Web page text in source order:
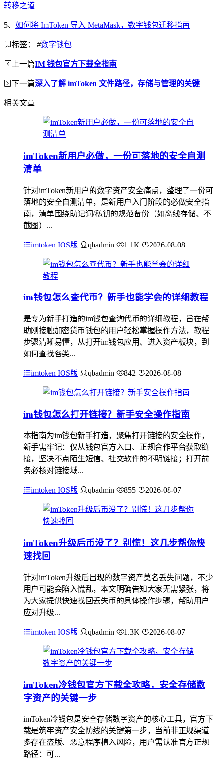
转移之道
5、 如何将 ImToken 导入 MetaMask，数字钱包迁移指南
标签： #数字钱包
上一篇IM 钱包官方下载全指南
下一篇深入了解 imToken 文件路径，存储与管理的关键
相关文章
imToken新用户必做，一份可落地的安全自测
清单
针对imToken新用户的数字资产安全痛点，整理了一份可
落地的安全自测清单，是新用户入门阶段的必做安全指
南，清单围绕助记词/私钥的规范备份（如离线存储、不
截图）...
imtoken IOS版 qbadmin 1.1K 2026-08-08
im钱包怎么查代币？新手也能学会的详细教程
是专为新手打造的im钱包查询代币的详细教程，旨在帮
助刚接触加密货币钱包的用户轻松掌握操作方法，教程
步骤清晰易懂，从打开im钱包应用、进入资产板块，到
如何查找各类...
imtoken IOS版 qbadmin 842 2026-08-08
im钱包怎么打开链接？新手安全操作指南
本指南为im钱包新手打造，聚焦打开链接的安全操作，
新手需牢记：仅从钱包官方入口、正规合作平台获取链
接，坚决不点陌生短信、社交软件的不明链接；打开前
务必核对链接域...
imtoken IOS版 qbadmin 855 2026-08-07
imToken升级后币没了？别慌！这几步帮你快
速找回
针对imToken升级后出现的数字资产莫名丢失问题，不少
用户可能会陷入慌乱，本文明确告知大家无需紧张，将
为大家提供快速找回丢失币的具体操作步骤，帮助用户
应对升级...
imtoken IOS版 qbadmin 1.3K 2026-08-07
imToken冷钱包官方下载全攻略，安全存储数
字资产的关键一步
imToken冷钱包是安全存储数字资产的核心工具，官方下
载是筑牢资产安全防线的关键第一步，当前非正规渠道
多存在盗版、恶意程序植入风险，用户需认准官方正规
路径：可...